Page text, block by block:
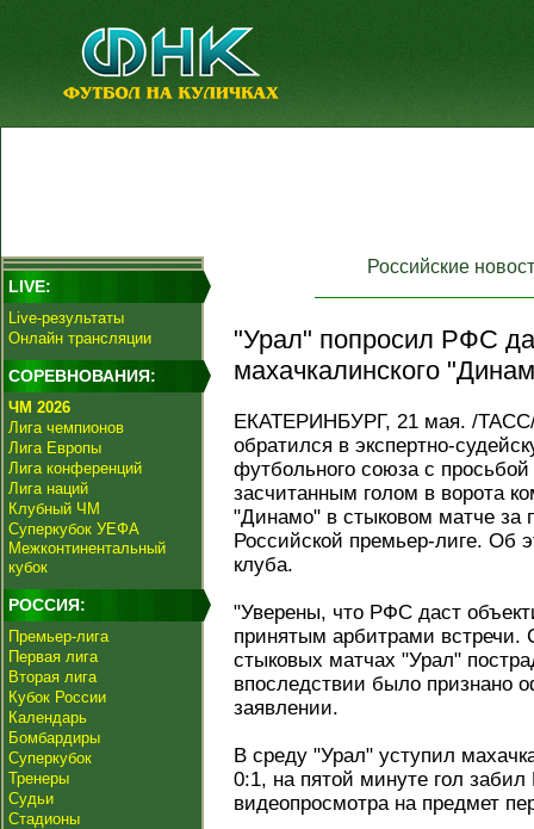
LIVE:
Live-результаты
Онлайн трансляции
СОРЕВНОВАНИЯ:
ЧМ 2026
Лига чемпионов
Лига Европы
Лига конференций
Лига наций
Клубный ЧМ
Суперкубок УЕФА
Межконтинентальный
кубок
РОССИЯ:
Премьер-лига
Первая лига
Вторая лига
Кубок России
Календарь
Бомбардиры
Суперкубок
Тренеры
Судьи
Стадионы
Российские
"Урал" попросил РФС
махачкалинского
ЕКАТЕРИНБУРГ, 21 мая. /ТАСС/
обратился в экспертно-
футбольного союза с
засчитанным голом в ворота
"Динамо" в стыковом матче за
Российской премьер-лиге. Об
клуба.
"Уверены, что РФС даст
принятым арбитрами встречи.
стыковых матчах "Урал"
впоследствии было признано
заявлении.
В среду "Урал" уступил
0:1, на пятой минуте гол
видеопросмотра на предмет